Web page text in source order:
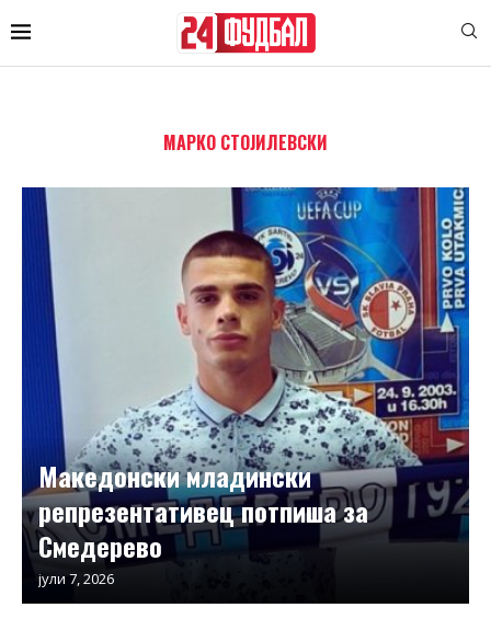
МАРКО СТОЈИЛЕВСКИ
Македонски младински
репрезентативец потпиша за
Смедерево
јули 7, 2026